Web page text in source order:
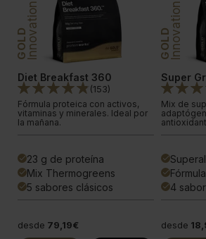
GOLDInnovation
Diet Breakfast 360
(153)
Fórmula proteica con activos,
vitaminas y minerales. Ideal por
la mañana.
done23 g de proteína
doneMix Thermogreens
done5 sabores clásicos
desde 79,19€
GOLDInnovation
Super
Mix de
done
done
done4
desde